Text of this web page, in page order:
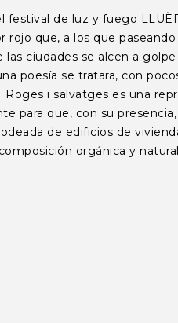
festival de luz y fuego
que, a los que
ciudades se alcen a
poesía se tratara, con
i salvatges es una
para que, con su
de edificios de
composición orgánica y